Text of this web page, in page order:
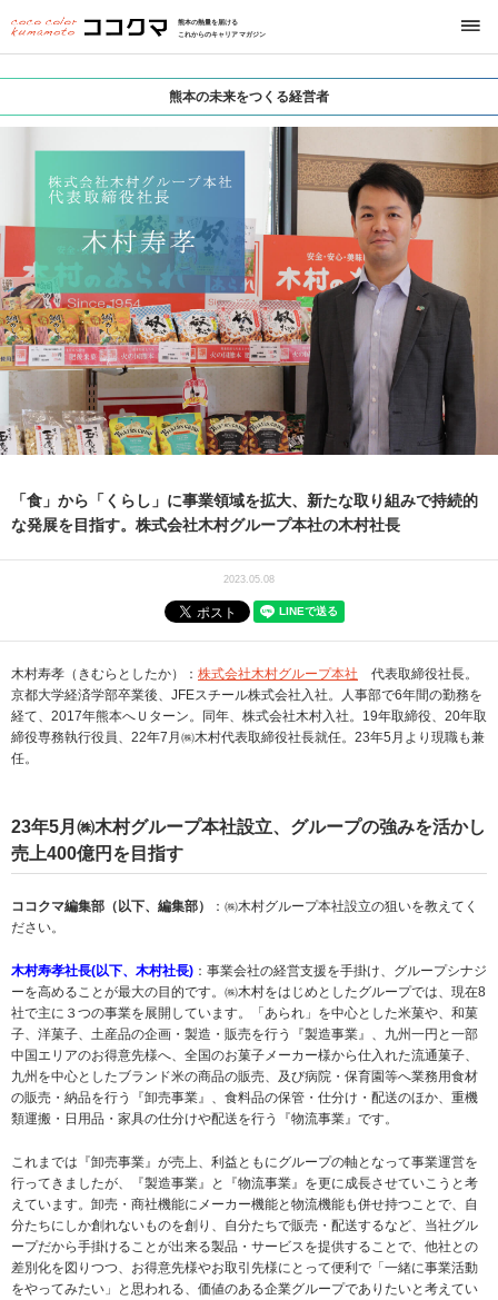
熊本の熱量を届ける
これからのキャリアマガジン
熊本の未来をつくる経営者
「食」から「くらし」に事業領域を拡大、新たな取り組みで持続的
な発展を目指す。株式会社木村グループ本社の木村社長
2023.05.08
木村寿孝（きむらとしたか）： 株式会社木村グループ本社 代表取締役社長。
京都大学経済学部卒業後、JFEスチール株式会社入社。人事部で6年間の勤務を
経て、2017年熊本へＵターン。同年、株式会社木村入社。19年取締役、20年取
締役専務執行役員、22年7月㈱木村代表取締役社長就任。23年5月より現職も兼
任。
23年5月㈱木村グループ本社設立、グループの強みを活かし
売上400億円を目指す
ココクマ編集部（以下、編集部）
：㈱木村グループ本社設立の狙いを教えてく
ださい。
木村寿孝社長(以下、木村社長) ：事業会社の経営支援を手掛け、グループシナジ
ーを高めることが最大の目的です。㈱木村をはじめとしたグループでは、現在8
社で主に３つの事業を展開しています。「あられ」を中心とした米菓や、和菓
子、洋菓子、土産品の企画・製造・販売を行う『製造事業』、九州一円と一部
中国エリアのお得意先様へ、全国のお菓子メーカー様から仕入れた流通菓子、
九州を中心としたブランド米の商品の販売、及び病院・保育園等へ業務用食材
の販売・納品を行う『卸売事業』、食料品の保管・仕分け・配送のほか、重機
類運搬・日用品・家具の仕分けや配送を行う『物流事業』です。
これまでは『卸売事業』が売上、利益ともにグループの軸となって事業運営を
行ってきましたが、『製造事業』と『物流事業』を更に成長させていこうと考
えています。卸売・商社機能にメーカー機能と物流機能も併せ持つことで、自
分たちにしか創れないものを創り、自分たちで販売・配送するなど、当社グル
ープだから手掛けることが出来る製品・サービスを提供することで、他社との
差別化を図りつつ、お得意先様やお取引先様にとって便利で「一緒に事業活動
をやってみたい」と思われる、価値のある企業グループでありたいと考えてい